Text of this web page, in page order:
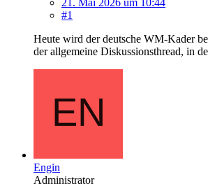
#1
Heute wird der deutsche WM-Kader
der allgemeine Diskussionsthread, in
Engin
Administrator